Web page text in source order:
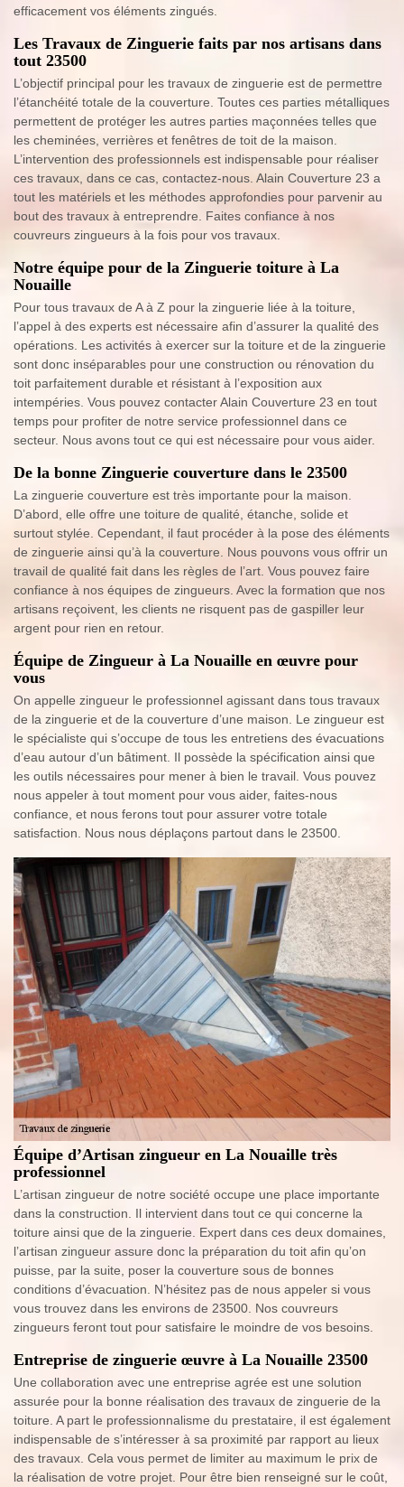
efficacement vos éléments zingués.
Les Travaux de Zinguerie faits par nos artisans dans
tout 23500
L’objectif principal pour les travaux de zinguerie est de permettre
l’étanchéité totale de la couverture. Toutes ces parties métalliques
permettent de protéger les autres parties maçonnées telles que
les cheminées, verrières et fenêtres de toit de la maison.
L’intervention des professionnels est indispensable pour réaliser
ces travaux, dans ce cas, contactez-nous. Alain Couverture 23 a
tout les matériels et les méthodes approfondies pour parvenir au
bout des travaux à entreprendre. Faites confiance à nos
couvreurs zingueurs à la fois pour vos travaux.
Notre équipe pour de la Zinguerie toiture à La
Nouaille
Pour tous travaux de A à Z pour la zinguerie liée à la toiture,
l’appel à des experts est nécessaire afin d’assurer la qualité des
opérations. Les activités à exercer sur la toiture et de la zinguerie
sont donc inséparables pour une construction ou rénovation du
toit parfaitement durable et résistant à l’exposition aux
intempéries. Vous pouvez contacter Alain Couverture 23 en tout
temps pour profiter de notre service professionnel dans ce
secteur. Nous avons tout ce qui est nécessaire pour vous aider.
De la bonne Zinguerie couverture dans le 23500
La zinguerie couverture est très importante pour la maison.
D’abord, elle offre une toiture de qualité, étanche, solide et
surtout stylée. Cependant, il faut procéder à la pose des éléments
de zinguerie ainsi qu’à la couverture. Nous pouvons vous offrir un
travail de qualité fait dans les règles de l’art. Vous pouvez faire
confiance à nos équipes de zingueurs. Avec la formation que nos
artisans reçoivent, les clients ne risquent pas de gaspiller leur
argent pour rien en retour.
Équipe de Zingueur à La Nouaille en œuvre pour
vous
On appelle zingueur le professionnel agissant dans tous travaux
de la zinguerie et de la couverture d’une maison. Le zingueur est
le spécialiste qui s’occupe de tous les entretiens des évacuations
d’eau autour d’un bâtiment. Il possède la spécification ainsi que
les outils nécessaires pour mener à bien le travail. Vous pouvez
nous appeler à tout moment pour vous aider, faites-nous
confiance, et nous ferons tout pour assurer votre totale
satisfaction. Nous nous déplaçons partout dans le 23500.
Équipe d’Artisan zingueur en La Nouaille très
professionnel
L’artisan zingueur de notre société occupe une place importante
dans la construction. Il intervient dans tout ce qui concerne la
toiture ainsi que de la zinguerie. Expert dans ces deux domaines,
l’artisan zingueur assure donc la préparation du toit afin qu’on
puisse, par la suite, poser la couverture sous de bonnes
conditions d’évacuation. N’hésitez pas de nous appeler si vous
vous trouvez dans les environs de 23500. Nos couvreurs
zingueurs feront tout pour satisfaire le moindre de vos besoins.
Entreprise de zinguerie œuvre à La Nouaille 23500
Une collaboration avec une entreprise agrée est une solution
assurée pour la bonne réalisation des travaux de zinguerie de la
toiture. A part le professionnalisme du prestataire, il est également
indispensable de s’intéresser à sa proximité par rapport au lieux
des travaux. Cela vous permet de limiter au maximum le prix de
la réalisation de votre projet. Pour être bien renseigné sur le coût,